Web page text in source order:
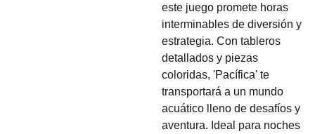
este juego promete horas
interminables de diversión y
estrategia. Con tableros
detallados y piezas
coloridas, 'Pacífica' te
transportará a un mundo
acuático lleno de desafíos y
aventura. Ideal para noches